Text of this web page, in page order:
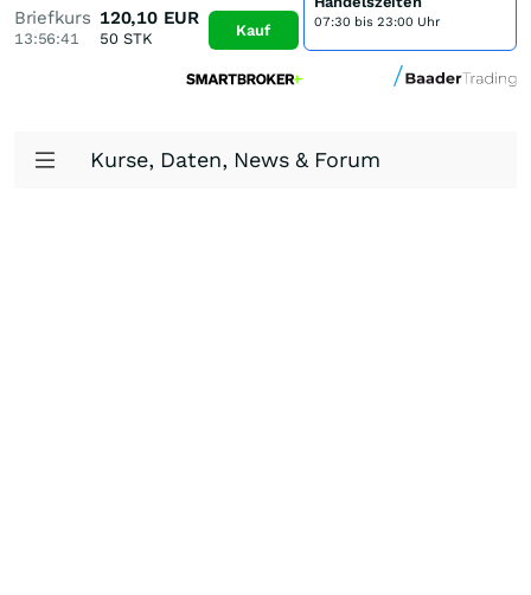
Briefkurs
13:56:41
120,10 EUR
50 STK Kauf 07:30 bis 23:00 Uhr
Kurse, Daten, News & Forum